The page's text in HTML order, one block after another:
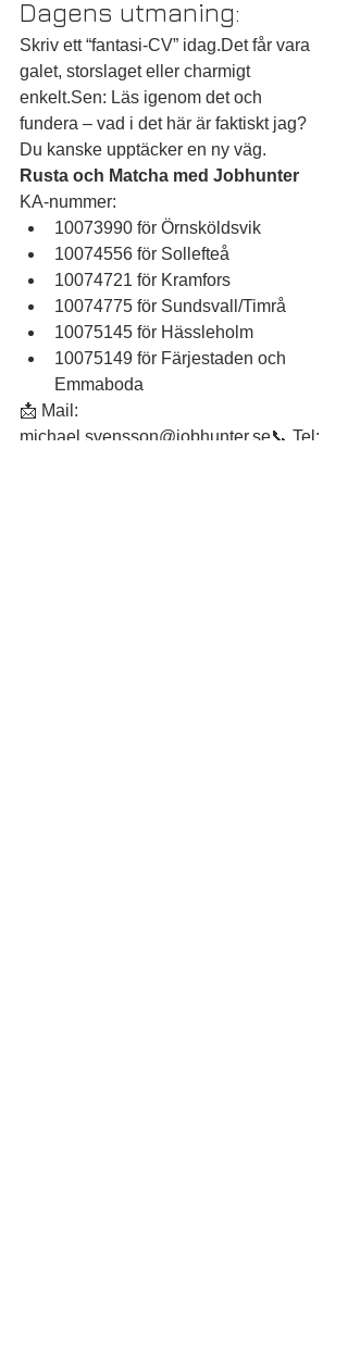
Dagens utmaning:
Skriv ett “fantasi-CV” idag.Det får vara
galet, storslaget eller charmigt
enkelt.Sen: Läs igenom det och
fundera – vad i det här är faktiskt jag?
Du kanske upptäcker en ny väg.
Rusta och Matcha med Jobhunter
KA-nummer:
10073990 för Örnsköldsvik
10074556 för Sollefteå
10074721 för Kramfors
10074775 för Sundsvall/Timrå
10075145 för Hässleholm
10075149 för Färjestaden och
Emmaboda
📩 Mail:
michael.svensson@jobhunter.se📞 Tel: